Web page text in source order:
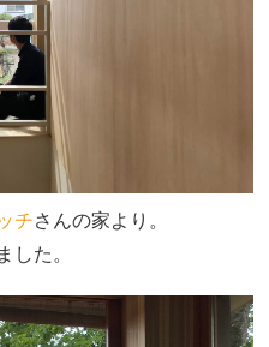
チさんの家より。
した。